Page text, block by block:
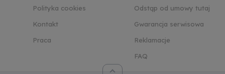
Polityka cookies
Kontakt
Praca
Odstąp od umowy tutaj
Gwarancja serwisowa
Reklamacje
FAQ